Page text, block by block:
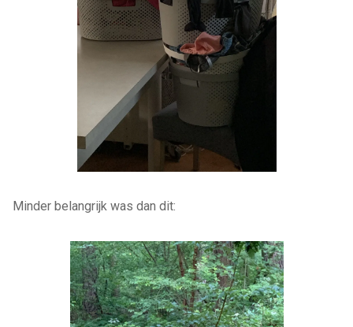
Minder belangrijk was dan dit: